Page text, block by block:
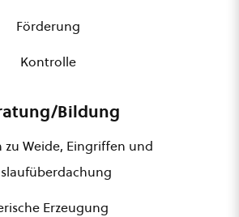
Förderung
Kontrolle
Bildung
zu Weide, Eingriffen und
Erzeugung